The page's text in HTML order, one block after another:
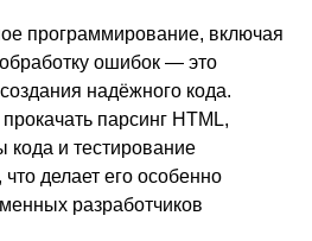
программирование, включая
ошибок — это
надёжного кода.
парсинг HTML,
кода и тестирование
делает его особенно
разработчиков